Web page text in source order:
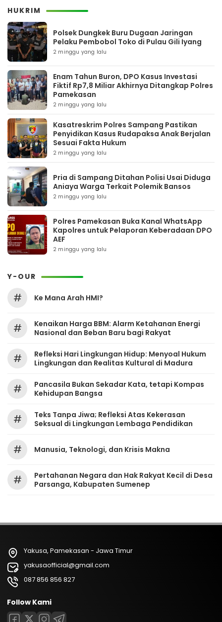
HUKRIM
Polsek Dungkek Buru Dugaan Jaringan
Pelaku Pembobol Toko di Pulau Gili Iyang
2 minggu yang lalu
Enam Tahun Buron, DPO Kasus Investasi
Fiktif Rp7,8 Miliar Akhirnya Ditangkap Polres
Pamekasan
2 minggu yang lalu
Kasatreskrim Polres Sampang Pastikan
Penyidikan Kasus Rudapaksa Anak Berjalan
Sesuai Fakta Hukum
2 minggu yang lalu
Pria di Sampang Ditahan Polisi Usai Diduga
Aniaya Warga Terkait Polemik Bansos
2 minggu yang lalu
Polres Pamekasan Buka Kanal WhatsApp
Kapolres untuk Pelaporan Keberadaan DPO
AEF
2 minggu yang lalu
Y-OUR
# Ke Mana Arah HMI?
#
Kenaikan Harga BBM: Alarm Ketahanan Energi
Nasional dan Beban Baru bagi Rakyat
#
Refleksi Hari Lingkungan Hidup: Menyoal Hukum
Lingkungan dan Realitas Kultural di Madura
#
Pancasila Bukan Sekadar Kata, tetapi Kompas
Kehidupan Bangsa
#
Teks Tanpa Jiwa; Refleksi Atas Kekerasan
Seksual di Lingkungan Lembaga Pendidikan
# Manusia, Teknologi, dan Krisis Makna
#
Pertahanan Negara dan Hak Rakyat Kecil di Desa
Parsanga, Kabupaten Sumenep
Yakusa, Pamekasan - Jawa Timur
yakusaofficial@gmail.com
087 856 856 827
Follow Kami